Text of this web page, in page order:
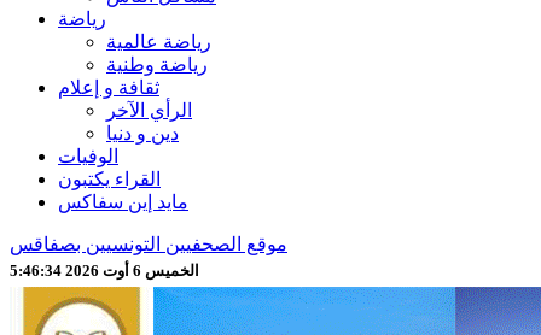
رياضة
رياضة عالمية
رياضة وطنية
ثقافة و إعلام
الرأي الآخر
دين و دنيا
الوفيات
القراء يكتبون
مايد إين سفاكس
موقع الصحفيين التونسيين بصفاقس
الخميس 6 أوت 2026 5:46:36